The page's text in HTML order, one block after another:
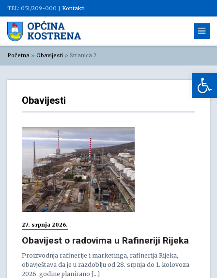
TEL: 051/209-000 | Kontakti
Početna » Obavijesti » Stranica 2
Obavijesti
27. srpnja 2026.
Obavijest o radovima u Rafineriji Rijeka
Proizvodnja rafinerije i marketinga, rafinerija Rijeka,
obavještava da je u razdoblju od 28. srpnja do 1. kolovoza
2026. godine planirano […]